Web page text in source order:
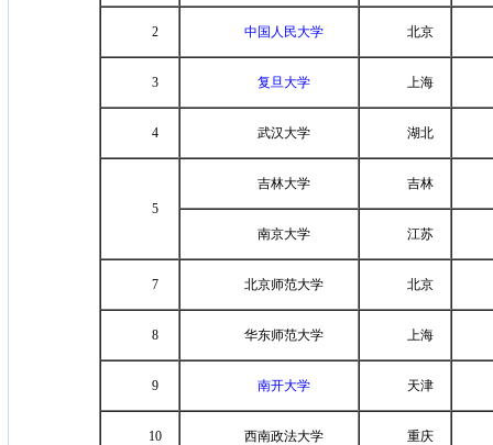
2 中国人民大学 北京
3 复旦大学 上海
4 武汉大学 湖北
5
吉林大学 吉林
南京大学 江苏
7 北京师范大学 北京
8 华东师范大学 上海
9 南开大学 天津
10 西南政法大学 重庆